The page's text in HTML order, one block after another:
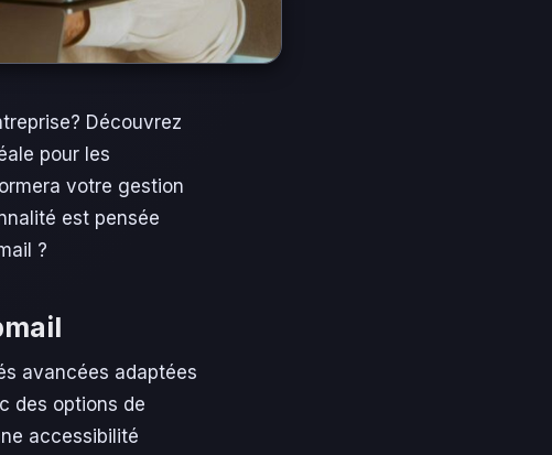
Découvrez
pour les
votre gestion
est pensée
?
avancées adaptées
des options de
accessibilité